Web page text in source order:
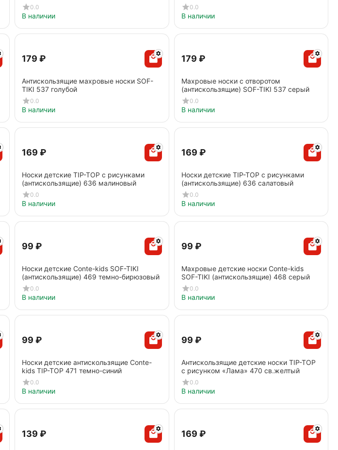
0.0
В наличии
0.0
В наличии
‍179‍ ₽
Антискользящие махровые носки SOF-
TIKI 537 голубой
0.0
В наличии
‍179‍ ₽
Махровые носки с отворотом
(антискользящие) SOF-TIKI 537 серый
0.0
В наличии
‍169‍ ₽
Носки детские TIP-TOP с рисунками
(антискользящие) 636 малиновый
0.0
В наличии
‍169‍ ₽
Носки детские TIP-TOP с рисунками
(антискользящие) 636 салатовый
0.0
В наличии
‍99‍ ₽
Носки детские Conte-kids SOF-TIKI
(антискользящие) 469 темно-бирюзовый
0.0
В наличии
‍99‍ ₽
Махровые детские носки Conte-kids
SOF-TIKI (антискользящие) 468 серый
0.0
В наличии
‍99‍ ₽
Носки детские антискользящие Conte-
kids TIP-TOP 471 темно-синий
0.0
В наличии
‍99‍ ₽
Антискользящие детские носки TIP-TOP
с рисунком «Лама» 470 св.желтый
0.0
В наличии
‍139‍ ₽ ‍169‍ ₽